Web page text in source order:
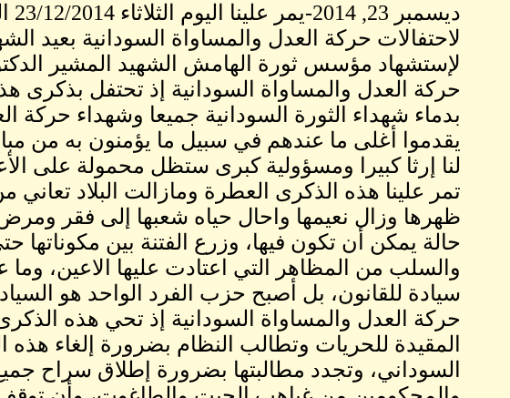
لاحتفالات حركة العدل والمساواة السودانية بعيد
لإستشهاد مؤسس ثورة الهامش الشهيد المشير
حركة العدل والمساواة السودانية إذ تحتفل بذكرى
بدماء شهداء الثورة السودانية جميعا وشهداء حركة
يقدموا أغلى ما عندهم في سبيل ما يؤمنون به من
لنا إرثا كبيرا ومسؤولية كبرى ستظل محمولة على
تمر علينا هذه الذكرى العطرة ومازالت البلاد تعاني
ظهرها وزال نعيمها واحال حياه شعبها إلى فقر ومرض
حالة يمكن أن تكون فيها، وزرع الفتنة بين مكوناتها
والسلب من المظاهر التي اعتادت عليها الاعين، وما
سيادة للقانون، بل أصبح حزب الفرد الواحد هو
حركة العدل والمساواة السودانية إذ تحي هذه
المقيدة للحريات وتطالب النظام بضرورة إلغاء هذه
السوداني، وتجدد مطالبتها بضرورة إطلاق سراح